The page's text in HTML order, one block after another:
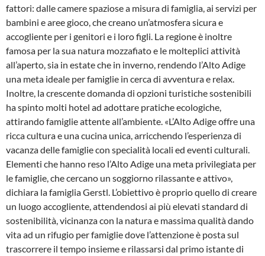
fattori: dalle camere spaziose a misura di famiglia, ai servizi per
bambini e aree gioco, che creano un’atmosfera sicura e
accogliente per i genitori e i loro figli. La regione è inoltre
famosa per la sua natura mozzafiato e le molteplici attività
all’aperto, sia in estate che in inverno, rendendo l’Alto Adige
una meta ideale per famiglie in cerca di avventura e relax.
Inoltre, la crescente domanda di opzioni turistiche sostenibili
ha spinto molti hotel ad adottare pratiche ecologiche,
attirando famiglie attente all’ambiente. «L’Alto Adige offre una
ricca cultura e una cucina unica, arricchendo l’esperienza di
vacanza delle famiglie con specialità locali ed eventi culturali.
Elementi che hanno reso l’Alto Adige una meta privilegiata per
le famiglie, che cercano un soggiorno rilassante e attivo»,
dichiara la famiglia Gerstl. L’obiettivo è proprio quello di creare
un luogo accogliente, attendendosi ai più elevati standard di
sostenibilità, vicinanza con la natura e massima qualità dando
vita ad un rifugio per famiglie dove l’attenzione è posta sul
trascorrere il tempo insieme e rilassarsi dal primo istante di